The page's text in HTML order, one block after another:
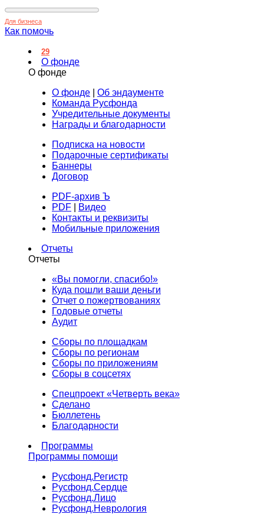
Для бизнеса
Как помочь
29
О фонде
О фонде
О фонде
Об эндаументе
Команда Русфонда
Учредительные документы
Награды и благодарности
Подписка на новости
Подарочные сертификаты
Баннеры
Договор
PDF-архив Ъ
PDF
Видео
Контакты и реквизиты
Мобильные приложения
Отчеты
Отчеты
«Вы помогли, спасибо!»
Куда пошли ваши деньги
Отчет о пожертвованиях
Годовые отчеты
Аудит
Сборы по площадкам
Сборы по регионам
Сборы по приложениям
Сборы в соцсетях
Спецпроект «Четверть века»
Сделано
Бюллетень
Благодарности
Программы
Программы помощи
Русфонд.Регистр
Русфонд.Сердце
Русфонд.Лицо
Русфонд.Неврология